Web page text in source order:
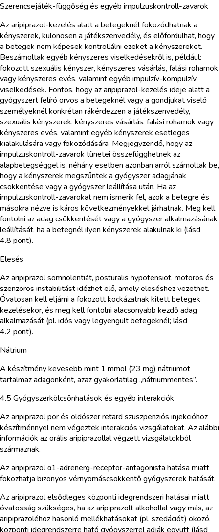
Szerencsejáték-függőség és egyéb impulzuskontroll-zavarok
Az aripiprazol-kezelés alatt a betegeknél fokozódhatnak a
kényszerek, különösen a játékszenvedély, és előfordulhat, hogy
a betegek nem képesek kontrollálni ezeket a kényszereket.
Beszámoltak egyéb kényszeres viselkedésekről is, például:
fokozott szexuális kényszer, kényszeres vásárlás, falási rohamok
vagy kényszeres evés, valamint egyéb impulzív-kompulzív
viselkedések. Fontos, hogy az aripiprazol-kezelés ideje alatt a
gyógyszert felíró orvos a betegeknél vagy a gondjukat viselő
személyeknél konkrétan rákérdezzen a játékszenvedély,
szexuális kényszerek, kényszeres vásárlás, falási rohamok vagy
kényszeres evés, valamint egyéb kényszerek esetleges
kialakulására vagy fokozódására. Megjegyzendő, hogy az
impulzuskontroll-zavarok tünetei összefügghetnek az
alapbetegséggel is; néhány esetben azonban arról számoltak be,
hogy a kényszerek megszűntek a gyógyszer adagjának
csökkentése vagy a gyógyszer leállítása után. Ha az
impulzuskontroll-zavarokat nem ismerik fel, azok a betegre és
másokra nézve is káros következményekkel járhatnak. Meg kell
fontolni az adag csökkentését vagy a gyógyszer alkalmazásának
leállítását, ha a betegnél ilyen kényszerek alakulnak ki (lásd
4.8 pont).
Elesés
Az aripiprazol somnolentiát, posturalis hypotensiot, motoros és
szenzoros instabilitást idézhet elő, amely eleséshez vezethet.
Óvatosan kell eljárni a fokozott kockázatnak kitett betegek
kezelésekor, és meg kell fontolni alacsonyabb kezdő adag
alkalmazását (pl. idős vagy legyengült betegeknél; lásd
4.2 pont).
Nátrium
A készítmény kevesebb mint 1 mmol (23 mg) nátriumot
tartalmaz adagonként, azaz gyakorlatilag „nátriummentes”.
4.5 Gyógyszerkölcsönhatások és egyéb interakciók
Az aripiprazol por és oldószer retard szuszpenziós injekcióhoz
készítménnyel nem végeztek interakciós vizsgálatokat. Az alábbi
információk az orális aripiprazollal végzett vizsgálatokból
származnak.
Az aripiprazol α1-adrenerg-receptor-antagonista hatása miatt
fokozhatja bizonyos vérnyomáscsökkentő gyógyszerek hatását.
Az aripiprazol elsődleges központi idegrendszeri hatásai miatt
óvatosság szükséges, ha az aripiprazolt alkohollal vagy más, az
aripiprazoléhoz hasonló mellékhatásokat (pl. szedációt) okozó,
központi idegrendszerre ható gyógyszerrel adják együtt (lásd